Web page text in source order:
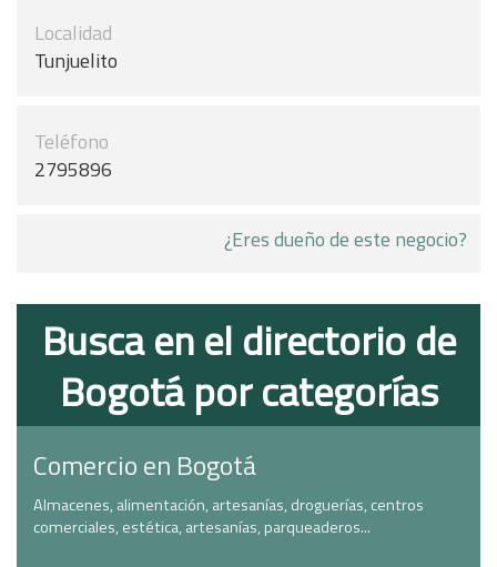
Localidad
Tunjuelito
Teléfono
2795896
¿Eres dueño de este negocio?
Busca en el directorio de
Bogotá por categorías
Comercio en Bogotá
Almacenes, alimentación, artesanías, droguerías, centros
comerciales, estética, artesanías, parqueaderos...